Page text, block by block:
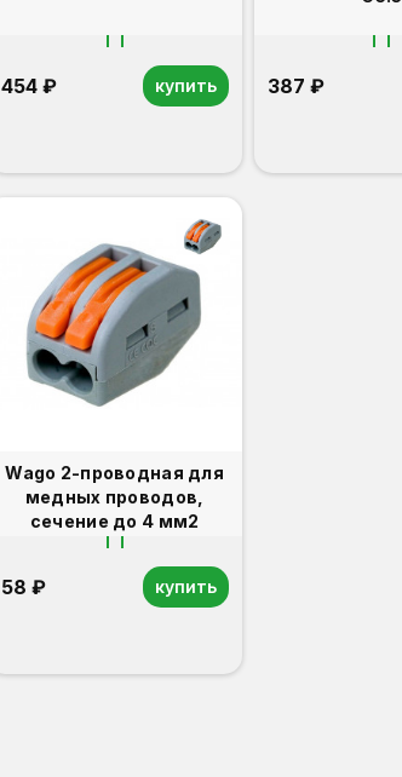
454 ₽ купить 387 ₽
Wago 2-проводная для
медных проводов,
сечение до 4 мм2
58 ₽ купить